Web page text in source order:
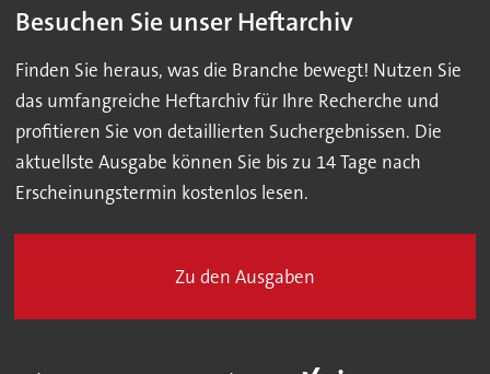
Besuchen Sie unser Heftarchiv
Finden Sie heraus, was die Branche bewegt! Nutzen Sie
das umfangreiche Heftarchiv für Ihre Recherche und
profitieren Sie von detaillierten Suchergebnissen. Die
aktuellste Ausgabe können Sie bis zu 14 Tage nach
Erscheinungstermin kostenlos lesen.
Zu den Ausgaben